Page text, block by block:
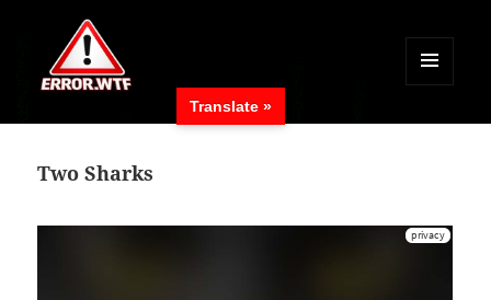
MENÜ
WIDGETS
Two Sharks
Translate »